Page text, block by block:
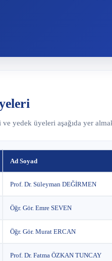
yedek üyeleri aşağıda yer
Ad Soyad
Prof. Dr. Süleyman DEĞİRMEN
Öğr. Gör. Emre SEVEN
Öğr. Gör. Murat ERCAN
Prof. Dr. Fatma ÖZKAN TUNCAY